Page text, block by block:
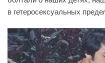
в гетеросексуальных